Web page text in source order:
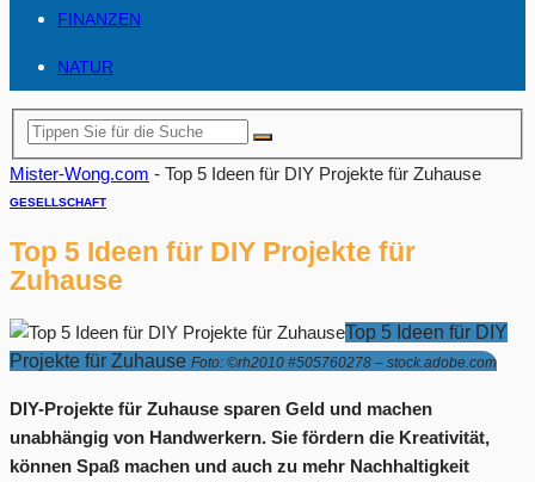
FINANZEN
NATUR
Mister-Wong.com - Top 5 Ideen für DIY Projekte für Zuhause
GESELLSCHAFT
Top 5 Ideen für DIY Projekte für
Zuhause
Top 5 Ideen für DIY
Projekte für Zuhause Foto: ©rh2010 #505760278 – stock.adobe.com
DIY-Projekte für Zuhause sparen Geld und machen
unabhängig von Handwerkern. Sie fördern die Kreativität,
können Spaß machen und auch zu mehr Nachhaltigkeit